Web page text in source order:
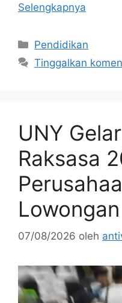
Selengkapnya
Kategori
Pendidikan
Tinggalkan
UNY
Raksasa
07/08/2026 oleh